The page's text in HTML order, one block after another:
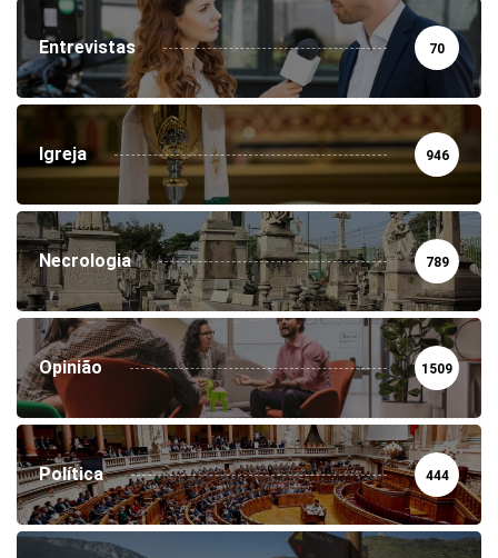
Entrevistas 70
Igreja 946
Necrologia 789
Opinião 1509
Política 444